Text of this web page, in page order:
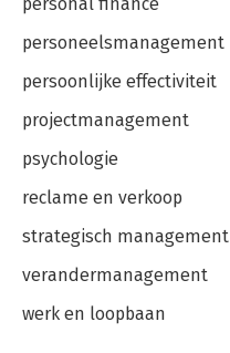
personeelsmanagement
persoonlijke effectiviteit
projectmanagement
psychologie
reclame en verkoop
strategisch management
verandermanagement
werk en loopbaan